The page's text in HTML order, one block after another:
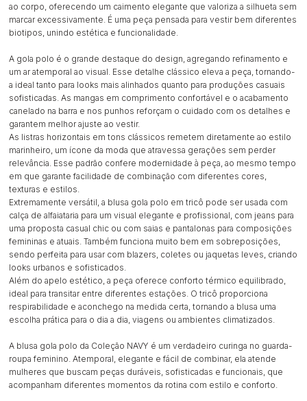
ao corpo, oferecendo um caimento elegante que valoriza a silhueta sem
marcar excessivamente. É uma peça pensada para vestir bem diferentes
biotipos, unindo estética e funcionalidade.
A gola polo é o grande destaque do design, agregando refinamento e
um ar atemporal ao visual. Esse detalhe clássico eleva a peça, tornando-
a ideal tanto para looks mais alinhados quanto para produções casuais
sofisticadas. As mangas em comprimento confortável e o acabamento
canelado na barra e nos punhos reforçam o cuidado com os detalhes e
garantem melhor ajuste ao vestir.
As listras horizontais em tons clássicos remetem diretamente ao estilo
marinheiro, um ícone da moda que atravessa gerações sem perder
relevância. Esse padrão confere modernidade à peça, ao mesmo tempo
em que garante facilidade de combinação com diferentes cores,
texturas e estilos.
Extremamente versátil, a blusa gola polo em tricô pode ser usada com
calça de alfaiataria para um visual elegante e profissional, com jeans para
uma proposta casual chic ou com saias e pantalonas para composições
femininas e atuais. Também funciona muito bem em sobreposições,
sendo perfeita para usar com blazers, coletes ou jaquetas leves, criando
looks urbanos e sofisticados.
Além do apelo estético, a peça oferece conforto térmico equilibrado,
ideal para transitar entre diferentes estações. O tricô proporciona
respirabilidade e aconchego na medida certa, tornando a blusa uma
escolha prática para o dia a dia, viagens ou ambientes climatizados.
A blusa gola polo da Coleção NAVY é um verdadeiro curinga no guarda-
roupa feminino. Atemporal, elegante e fácil de combinar, ela atende
mulheres que buscam peças duráveis, sofisticadas e funcionais, que
acompanham diferentes momentos da rotina com estilo e conforto.